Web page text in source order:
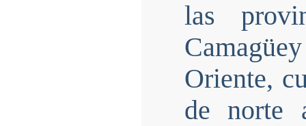
las
Oriente,
de norte